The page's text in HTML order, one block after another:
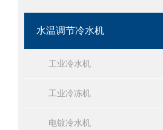
水温调节冷水机
工业冷水机
工业冷冻机
电镀冷水机